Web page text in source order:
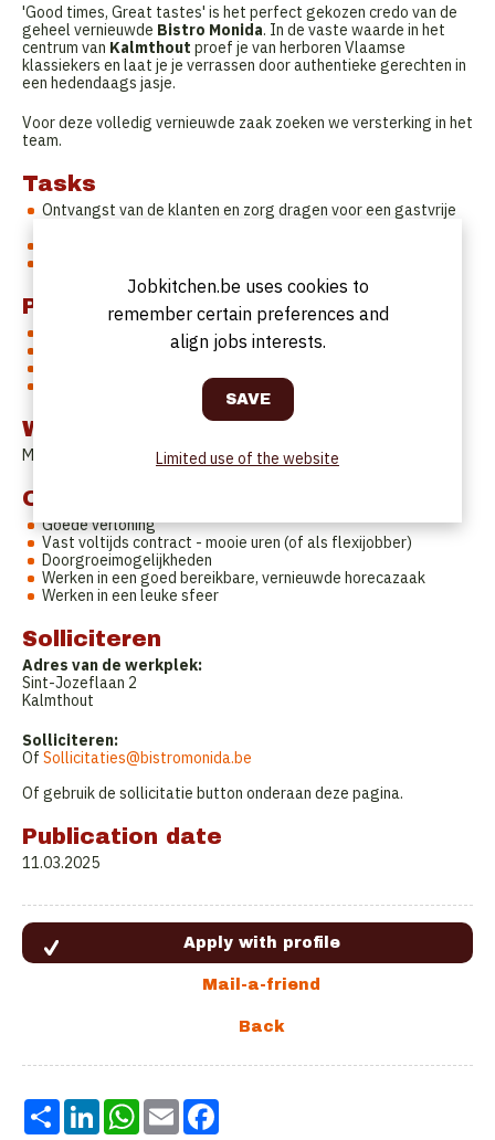
'Good times, Great tastes' is het perfect gekozen credo van de
geheel vernieuwde Bistro Monida. In de vaste waarde in het
centrum van Kalmthout proef je van herboren Vlaamse
klassiekers en laat je je verrassen door authentieke gerechten in
een hedendaags jasje.
Voor deze volledig vernieuwde zaak zoeken we versterking in het
team.
Tasks
Ontvangst van de klanten en zorg dragen voor een gastvrije
Profile
Dynamisch persoon met relevante ervaring
Goed voorkomen, communicatief en verantwoordelijk
Work Schedule
Mooi uren
Offer
Goede verloning
Vast voltijds contract - mooie uren (of als flexijobber)
Doorgroeimogelijkheden
Werken in een goed bereikbare, vernieuwde horecazaak
Werken in een leuke sfeer
Solliciteren
Adres van de werkplek:
Sint-Jozeflaan 2
Kalmthout
Solliciteren:
Of Sollicitaties@bistromonida.be
Of gebruik de sollicitatie button onderaan deze pagina.
Publication date
11.03.2025
Share LinkedInWhatsApp
Email
Jobkitchen.be uses cookies to
remember certain preferences and
align jobs interests.
Limited use of the website